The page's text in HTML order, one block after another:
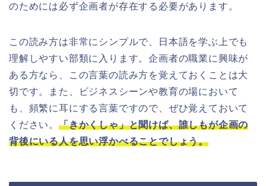
のためには必ず企画者が存在する必要があります。
この読み方は非常にシンプルで、日本語を学ぶ上でも
理解しやすい部類に入ります。企画者の職業に興味が
ある方なら、この言葉の読み方を覚えておくことは大
切です。また、ビジネスシーンや教育の場において
も、頻繁に耳にする言葉ですので、ぜひ覚えておいて
ください。 「きかくしゃ」と聞けば、誰しもが企画の
背後にいる人を思い浮かべることでしょう。